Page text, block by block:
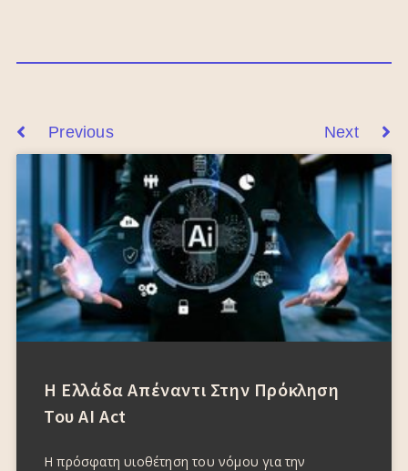
Previous Next
Η Ελλάδα Απέναντι Στην Πρόκληση
Του AI Act
Η πρόσφατη υιοθέτηση του νόμου για την